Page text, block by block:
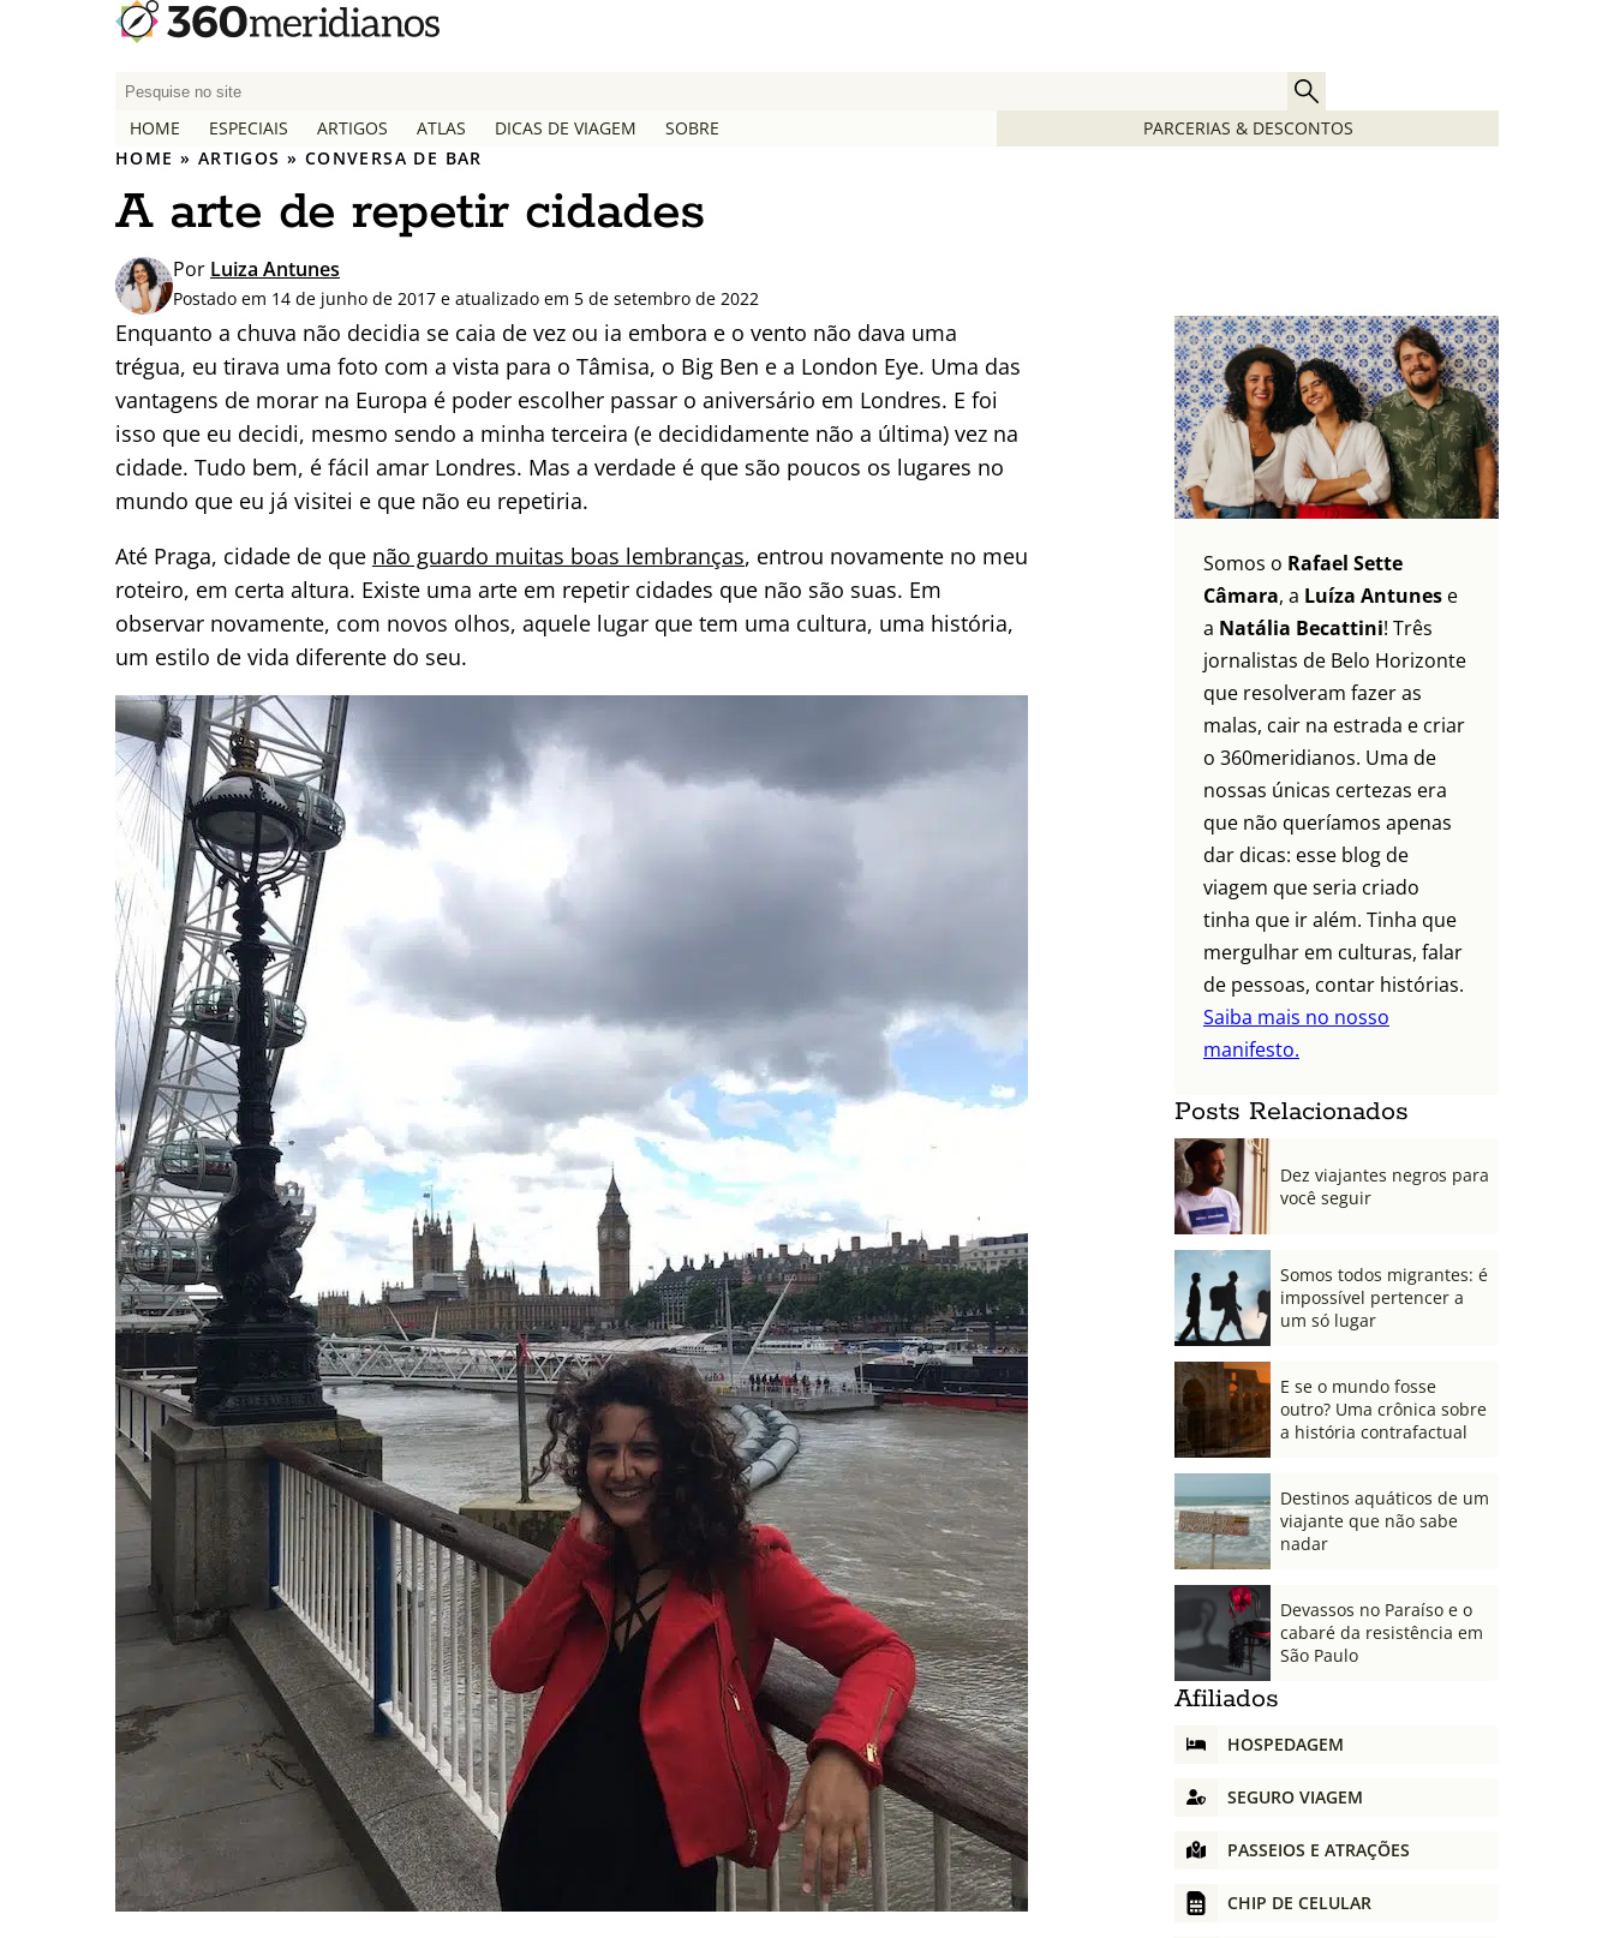
P
q
u
i
s
a
p
o
r
:
HOME ESPECIAIS ARTIGOS ATLAS DICAS DE VIAGEM SOBRE
PARCERIAS & DESCONTOS
HOME » ARTIGOS » CONVERSA DE BAR
A arte de repetir cidades
Por Luiza Antunes
Postado em 14 de junho de 2017 e atualizado em 5 de setembro de 2022
Enquanto a chuva não decidia se caia de vez ou ia embora e o vento não dava uma
trégua, eu tirava uma foto com a vista para o Tâmisa, o Big Ben e a London Eye. Uma das
vantagens de morar na Europa é poder escolher passar o aniversário em Londres. E foi
isso que eu decidi, mesmo sendo a minha terceira (e decididamente não a última) vez na
cidade. Tudo bem, é fácil amar Londres. Mas a verdade é que são poucos os lugares no
mundo que eu já visitei e que não eu repetiria.
Até Praga, cidade de que não guardo muitas boas lembranças, entrou novamente no meu
roteiro, em certa altura. Existe uma arte em repetir cidades que não são suas. Em
observar novamente, com novos olhos, aquele lugar que tem uma cultura, uma história,
um estilo de vida diferente do seu.
Somos o Rafael Sette
Câmara, a Luíza Antunes e
a Natália Becattini! Três
jornalistas de Belo Horizonte
que resolveram fazer as
malas, cair na estrada e criar
o 360meridianos. Uma de
nossas únicas certezas era
que não queríamos apenas
dar dicas: esse blog de
viagem que seria criado
tinha que ir além. Tinha que
mergulhar em culturas, falar
de pessoas, contar histórias.
Saiba mais no nosso
manifesto.
Posts Relacionados
Dez viajantes negros para
você seguir
Somos todos migrantes: é
impossível pertencer a
um só lugar
E se o mundo fosse
outro? Uma crônica sobre
a história contrafactual
Destinos aquáticos de um
viajante que não sabe
nadar
Devassos no Paraíso e o
cabaré da resistência em
São Paulo
Afiliados
HOSPEDAGEM
SEGURO VIAGEM
PASSEIOS E ATRAÇÕES
CHIP DE CELULAR